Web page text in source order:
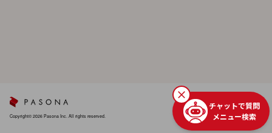
Copyright© 2026 Pasona Inc. All rights reserved.
チャットで質問
メニュー検索